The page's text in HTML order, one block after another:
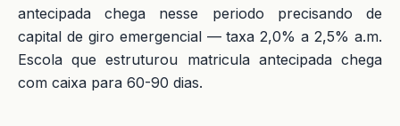
antecipada chega nesse periodo precisando de
capital de giro emergencial — taxa 2,0% a 2,5% a.m.
Escola que estruturou matricula antecipada chega
com caixa para 60-90 dias.